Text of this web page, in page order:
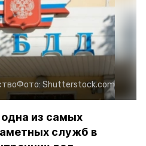
Фото: Shutterstock.com
из самых
служб в